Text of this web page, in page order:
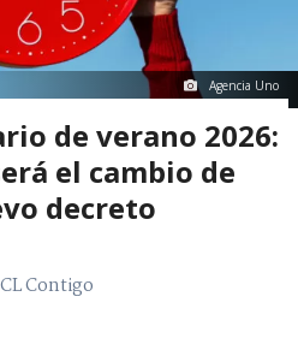
Agencia Uno
de verano 2026:
el cambio de
decreto
Contigo